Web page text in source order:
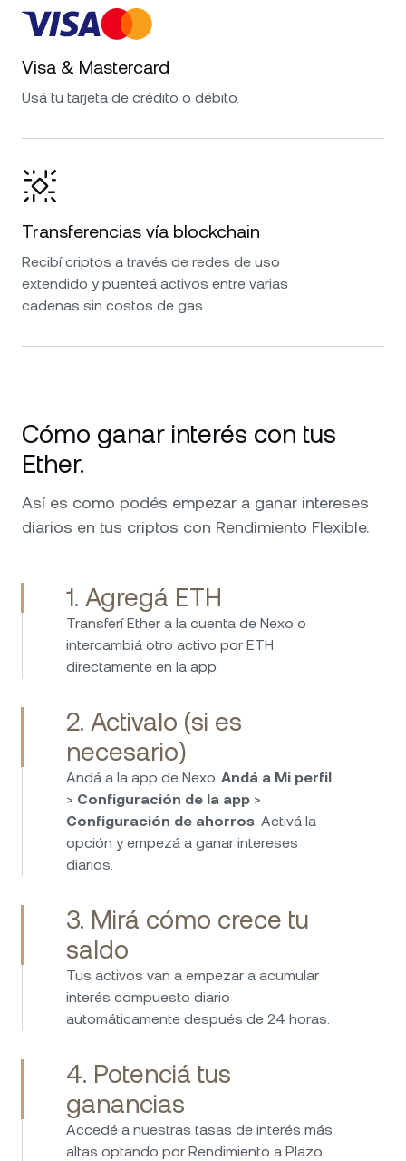
Visa & Mastercard
Usá tu tarjeta de crédito o débito.
Transferencias vía blockchain
Recibí criptos a través de redes de uso
extendido y puenteá activos entre varias
cadenas sin costos de gas.
Cómo ganar interés con tus
Ether.
Así es como podés empezar a ganar intereses
diarios en tus criptos con Rendimiento Flexible.
1. Agregá ETH
Transferí Ether a la cuenta de Nexo o
intercambiá otro activo por ETH
directamente en la app.
2. Activalo (si es
necesario)
Andá a la app de Nexo. Andá a Mi perfil
> Configuración de la app >
Configuración de ahorros. Activá la
opción y empezá a ganar intereses
diarios.
3. Mirá cómo crece tu
saldo
Tus activos van a empezar a acumular
interés compuesto diario
automáticamente después de 24 horas.
4. Potenciá tus
ganancias
Accedé a nuestras tasas de interés más
altas optando por Rendimiento a Plazo.